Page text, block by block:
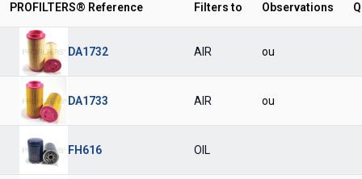
PROFILTERS® Reference Filters to Observations
DA1732 AIR ou
DA1733 AIR ou
FH616 OIL